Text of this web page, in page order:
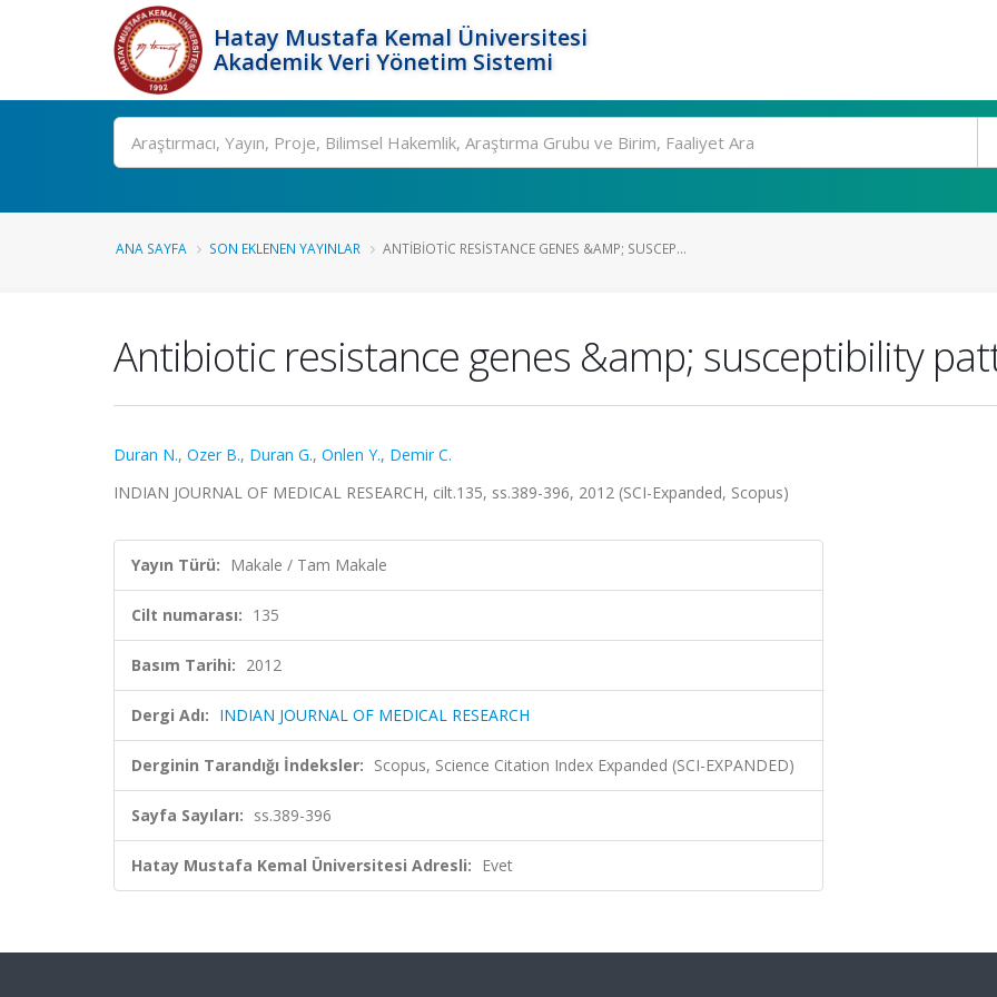
Hatay Mustafa Kemal Üniversitesi
Akademik Veri Yönetim Sistemi
Ara
ANA SAYFA SON EKLENEN YAYINLAR ANTIBIOTIC RESISTANCE GENES &AMP; SUSCEP...
Antibiotic resistance genes &amp; susceptibility
Duran N., Ozer B., Duran G., Onlen Y., Demir C.
INDIAN JOURNAL OF MEDICAL RESEARCH, cilt.135, ss.389-396, 2012 (SCI-Expanded, Scopus)
Yayın Türü: Makale / Tam Makale
Cilt numarası: 135
Basım Tarihi: 2012
Dergi Adı: INDIAN JOURNAL OF MEDICAL RESEARCH
Derginin Tarandığı İndeksler: Scopus, Science Citation Index Expanded (SCI-EXPANDED)
Sayfa Sayıları: ss.389-396
Hatay Mustafa Kemal Üniversitesi Adresli: Evet